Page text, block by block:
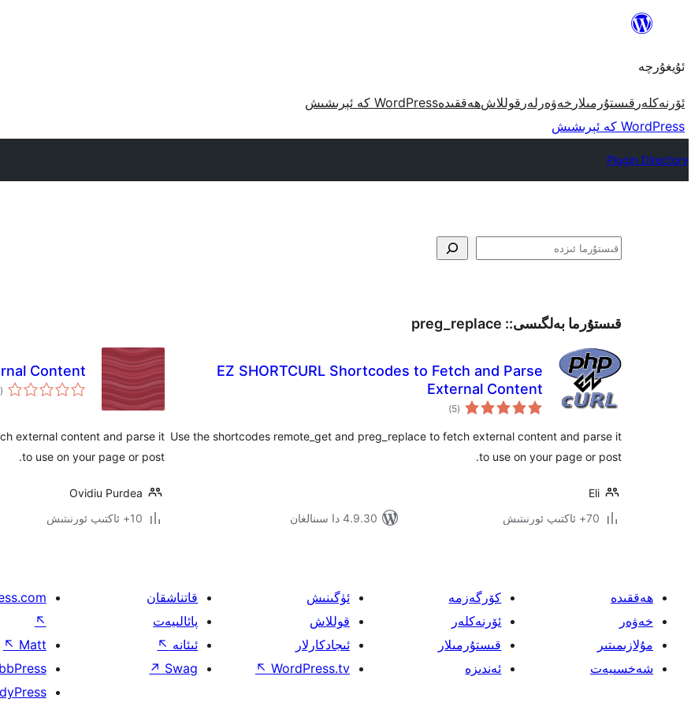
مەزمۇنغا
ئۇيغۇرچە
ئۆرنەكلەر قىستۇرمىلار خەۋەرلەر قوللاشھەققىدەWordPress كە ئېرىشىش
WordPress كە ئېرىشىش
Plugin Directory
ئىزدە
قىستۇرما بەلگىسى:: preg_replace
EZ SHORTCURL Shortcodes to Fetch and Parse
External Content
(5 ئومۇمىي
دەرىجە)
Use the shortcodes remote_get and preg_replace to fetch external content and parse it
to use on your page or post.
Eli
70+ ئاكتىپ ئورنىتىش
4.9.30 دا سىنالغان
Content
(0
external content and parse it
to use on your page or post.
Ovidiu Purdea
10+ ئاكتىپ ئورنىتىش
ھەققىدە
خەۋەر
مۇلازىمىتىر
شەخسىيەت
كۆرگەزمە
ئۆرنەكلەر
قىستۇرمىلار
ئەندىزە
ئۈگىنىش
قوللاش
ئىجادكارلار
WordPress.tv
↖
قاتناشقان
پائالىيەت
ئىئانە ↖
Swag
↗
↖
Matt
↖
bbPress